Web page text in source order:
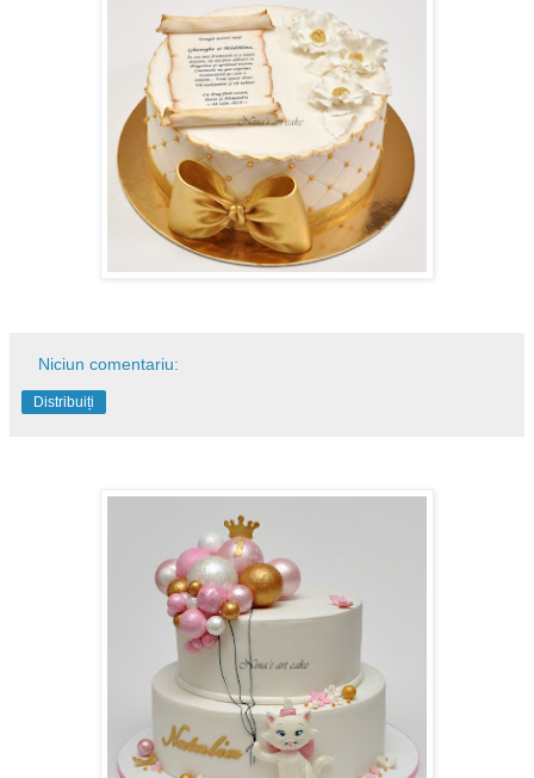
Niciun comentariu:
Distribuiți